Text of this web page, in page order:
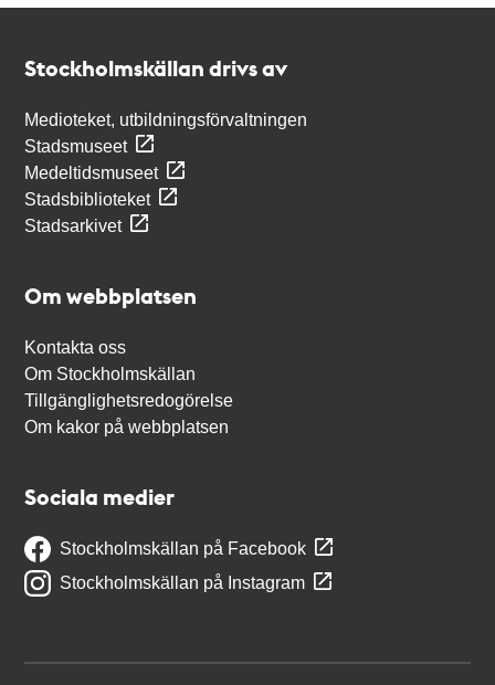
Stockholmskällan drivs av
Medioteket, utbildningsförvaltningen
Stadsmuseet
Medeltidsmuseet
Stadsbiblioteket
Stadsarkivet
Om webbplatsen
Kontakta oss
Om Stockholmskällan
Tillgänglighetsredogörelse
Om kakor på webbplatsen
Sociala medier
Stockholmskällan på Facebook
Stockholmskällan på Instagram